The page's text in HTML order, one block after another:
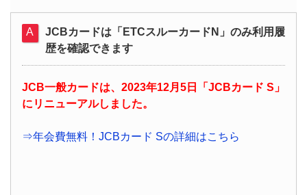
JCBカードは「ETCスルーカードN」のみ利用履
歴を確認できます
JCB一般カードは、2023年12月5日「JCBカード S」
にリニューアルしました。
⇒年会費無料！JCBカード Sの詳細はこちら